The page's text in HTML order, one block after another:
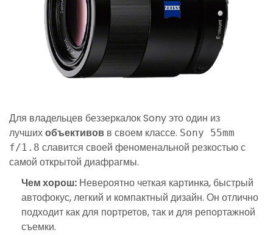
Для владельцев беззеркалок Sony это один из
лучшихобъективов в своем классе. Sony 55mm
f/1.8 славится своей феноменальной резкостью с
самой открытой диафрагмы.
Чем хорош: Невероятно четкая картинка, быстрый
автофокус, легкий и компактный дизайн. Он отлично
подходит как для портретов, так и для репортажной
съемки.